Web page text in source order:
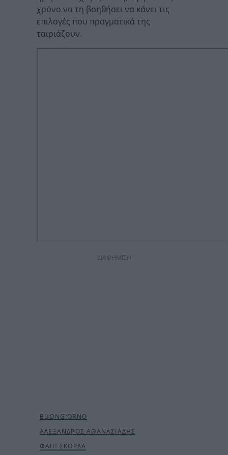
χρόνο να τη βοηθήσει να κάνει τις
επιλογές που πραγματικά της
ταιριάζουν.
ΔΙΑΦΗΜΙΣΗ